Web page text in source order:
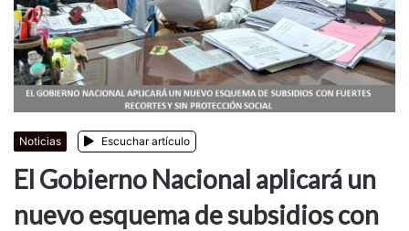
Noticias Escuchar artículo
El Gobierno Nacional aplicará un
nuevo esquema de subsidios con